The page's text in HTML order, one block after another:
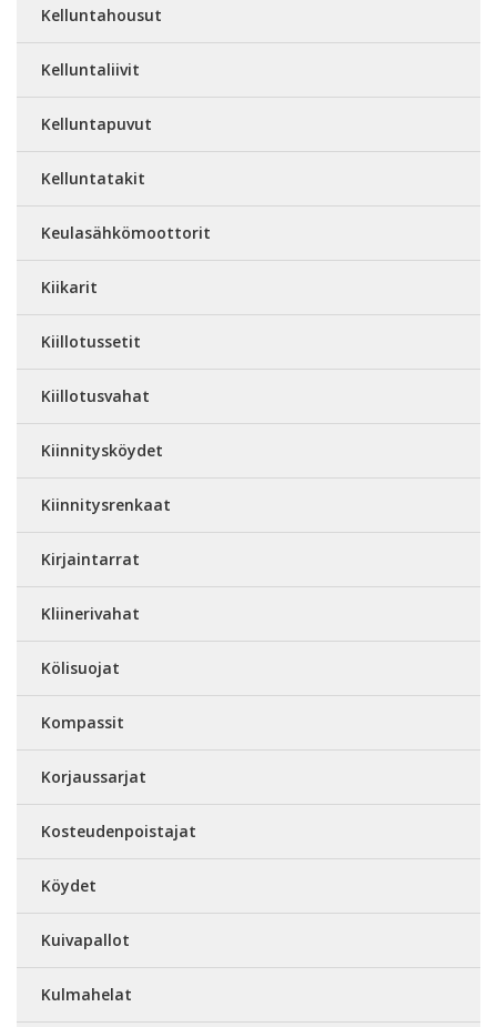
Kelluntahousut
Kelluntaliivit
Kelluntapuvut
Kelluntatakit
Keulasähkömoottorit
Kiikarit
Kiillotussetit
Kiillotusvahat
Kiinnitysköydet
Kiinnitysrenkaat
Kirjaintarrat
Kliinerivahat
Kölisuojat
Kompassit
Korjaussarjat
Kosteudenpoistajat
Köydet
Kuivapallot
Kulmahelat